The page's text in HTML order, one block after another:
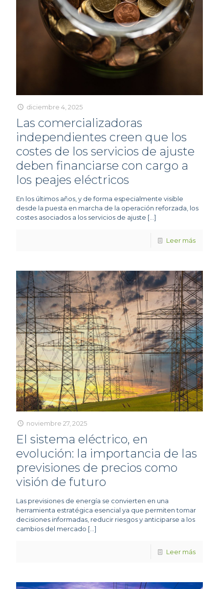
diciembre 4, 2025
Las comercializadoras
independientes creen que los
costes de los servicios de ajuste
deben financiarse con cargo a
los peajes eléctricos
En los últimos años, y de forma especialmente visible
desde la puesta en marcha de la operación reforzada, los
costes asociados a los servicios de ajuste […]
Leer más
noviembre 27, 2025
El sistema eléctrico, en
evolución: la importancia de las
previsiones de precios como
visión de futuro
Las previsiones de energía se convierten en una
herramienta estratégica esencial ya que permiten tomar
decisiones informadas, reducir riesgos y anticiparse a los
cambios del mercado […]
Leer más